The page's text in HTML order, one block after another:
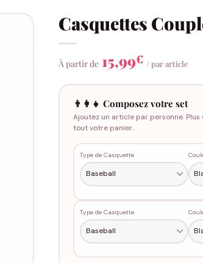
Casquettes
À partir de 15,99€ / par article
👨‍👩‍👧 Composez votre set
Ajoutez un article par personne. Plus
tout votre panier.
Type de Casquette
Type de Casquette